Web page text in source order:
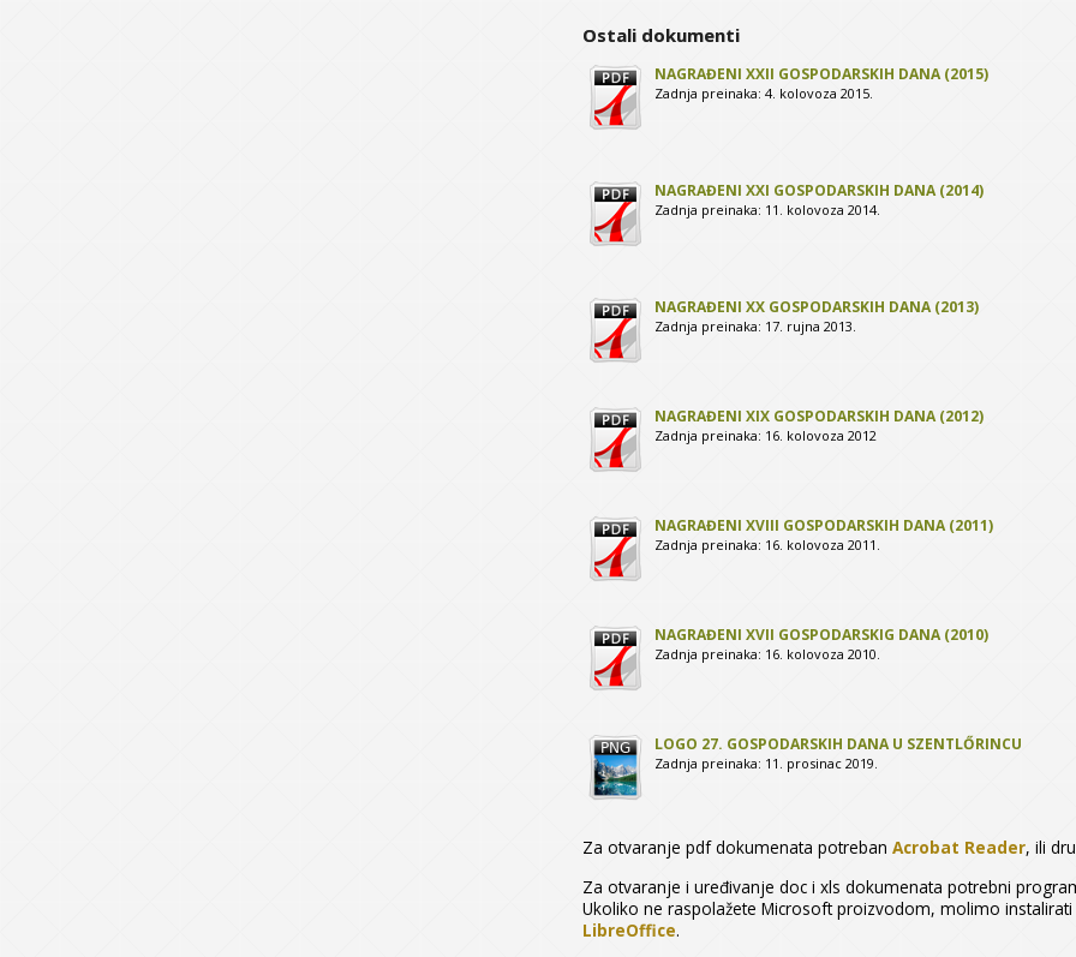
Ostali dokumenti
NAGRAĐENI XXII GOSPODARSKIH DANA (2015)
Zadnja preinaka: 4. kolovoza 2015.
NAGRAĐENI XXI GOSPODARSKIH DANA (2014)
Zadnja preinaka: 11. kolovoza 2014.
NAGRAĐENI XX GOSPODARSKIH DANA (2013)
Zadnja preinaka: 17. rujna 2013.
NAGRAĐENI XIX GOSPODARSKIH DANA (2012)
Zadnja preinaka: 16. kolovoza 2012
NAGRAĐENI XVIII GOSPODARSKIH DANA (2011)
Zadnja preinaka: 16. kolovoza 2011.
NAGRAĐENI XVII GOSPODARSKIG DANA (2010)
Zadnja preinaka: 16. kolovoza 2010.
LOGO 27. GOSPODARSKIH DANA U SZENTLŐRINCU
Zadnja preinaka: 11. prosinac 2019.
Za otvaranje pdf dokumenata potreban Acrobat Reader, ili
Za otvaranje i uređivanje doc i xls dokumenata potrebni
Ukoliko ne raspolažete Microsoft proizvodom, molimo
LibreOffice.